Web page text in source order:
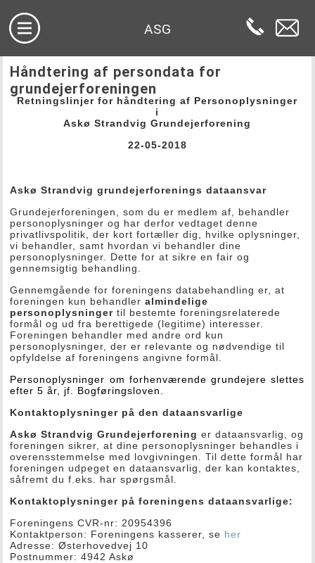
ASG
Håndtering af persondata for
grundejerforeningen
Retningslinjer for håndtering af Personoplysninger
i
Askø Strandvig Grundejerforening
22-05-2018
Askø Strandvig grundejerforenings dataansvar
Grundejerforeningen, som du er medlem af, behandler
personoplysninger og har derfor vedtaget denne
privatlivspolitik, der kort fortæller dig, hvilke oplysninger,
vi behandler, samt hvordan vi behandler dine
personoplysninger. Dette for at sikre en fair og
gennemsigtig behandling.
Gennemgående for foreningens databehandling er, at
foreningen kun behandleralmindelige
personoplysninger til bestemte foreningsrelaterede
formål og ud fra berettigede (legitime) interesser.
Foreningen behandler med andre ord kun
personoplysninger, der er relevante og nødvendige til
opfyldelse af foreningens angivne formål.
Personoplysninger om forhenværende grundejere slettes
efter 5 år, jf. Bogføringsloven.
Kontaktoplysninger på den dataansvarlige
Askø Strandvig Grundejerforeninger dataansvarlig, og
foreningen sikrer, at dine personoplysninger behandles i
overensstemmelse med lovgivningen. Til dette formål har
foreningen udpeget en dataansvarlig, der kan kontaktes,
såfremt du f.eks. har spørgsmål.
Kontaktoplysninger på foreningens dataansvarlige:
Foreningens CVR-nr: 20954396
Kontaktperson: Foreningens kasserer, se her
Adresse: Østerhovedvej 10
Postnummer: 4942 Askø